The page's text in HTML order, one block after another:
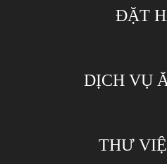
ĐẶT
DỊCH VỤ
THƯ